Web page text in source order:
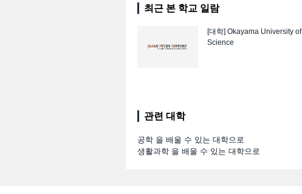
최근 본 학교 일람
[대학] Okayama University of
Science
관련 대학
공학 을 배울 수 있는 대학으로
생활과학 을 배울 수 있는 대학으로